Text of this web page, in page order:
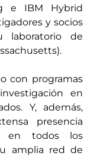
e IBM Hybrid
y socios
laboratorio de
con programas
en
Y, además,
presencia
en todos los
amplia red de